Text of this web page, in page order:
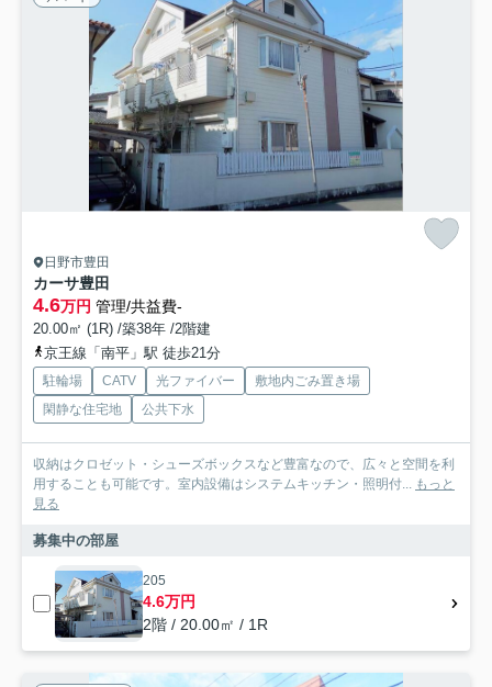
日野市豊田
カーサ豊田
4.6万円 管理/共益費-
20.00㎡ (1R) /築38年 /2階建
京王線「南平」駅 徒歩21分
駐輪場 CATV 光ファイバー
敷地内ごみ置き場
閑静な住宅地
公共下水
収納はクロゼット・シューズボックスなど豊富なので、広々と空間を利
用することも可能です。室内設備はシステムキッチン・照明付... もっと
見る
募集中の部屋
205
4.6万円
2階 / 20.00㎡ / 1R